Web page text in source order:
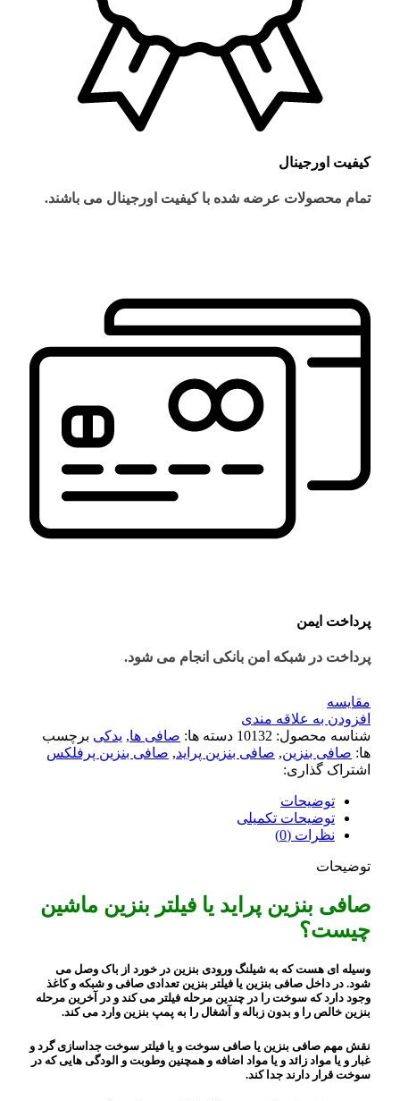
کیفیت اورجینال
تمام محصولات عرضه شده با کیفیت اورجینال می باشند.
پرداخت ایمن
پرداخت در شبکه امن بانکی انجام می شود.
مقايسه
افزودن به علاقه مندی
شناسه محصول: 10132 دسته ها: صافی ها, یدکی برچسب
ها: صافی بنزین, صافی بنزین پراید, صافی بنزین پرفلکس
اشتراک گذاری:
توضیحات
توضیحات تکمیلی
نظرات (0)
توضیحات
صافی بنزین پراید یا فیلتر بنزین ماشین
چیست؟
وسیله ای هست که به شیلنگ ورودی بنزین در خورد از باک وصل می
شود. در داخل صافی بنزین یا فیلتر بنزین تعدادی صافی و شبکه و کاغذ
وجود دارد که سوخت را در چندین مرحله فیلتر می کند و در آخرین مرحله
بنزین خالص را و بدون زباله و آشغال را به پمپ بنزین وارد می کند.
نقش مهم صافی بنزین یا صافی سوخت و یا فیلتر سوخت جداسازی گرد و
غبار و یا مواد زائد و یا مواد اضافه و همچنین وطوبت و الودگی هایی که در
سوخت قرار دارند جدا کند.